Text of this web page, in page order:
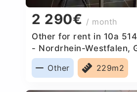
2 290€ / month
Other for rent in 10a
- Nordrhein-Westfalen,
Other
229m2